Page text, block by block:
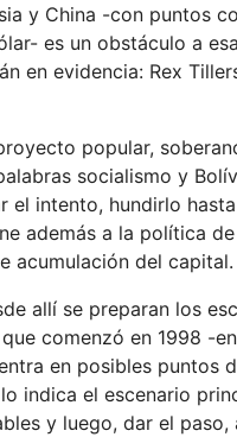
y China -con puntos
es un obstáculo a
en evidencia: Rex
popular,
socialismo y
el intento, hundirlo
además a la política
acumulación del capital.
allí se preparan los
comenzó en 1998 -
en posibles puntos
indica el escenario
y luego, dar el paso,